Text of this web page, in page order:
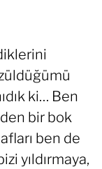
ki… Ben
bir bok
ben de
yıldırmaya,